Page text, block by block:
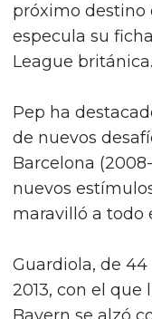
próximo destino
especula su
League británica.
Pep ha
de nuevos
Barcelona
nuevos
maravilló a todo
Guardiola, de
2013, con el que